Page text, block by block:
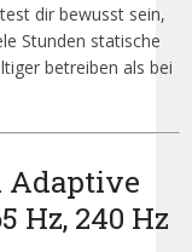
dir bewusst sein,
Stunden statische
betreiben als bei
Adaptive
Hz, 240 Hz